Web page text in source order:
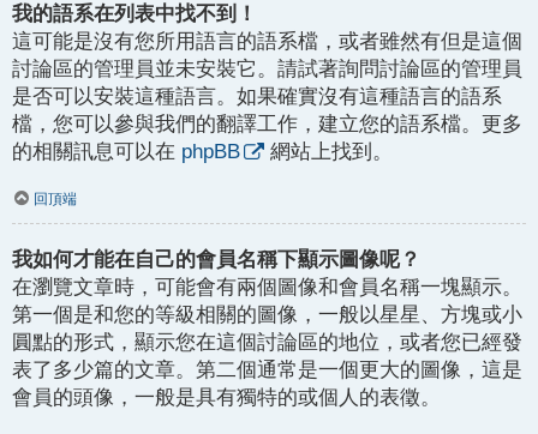
我的語系在列表中找不到！
這可能是沒有您所用語言的語系檔，或者雖然有但是這個
討論區的管理員並未安裝它。請試著詢問討論區的管理員
是否可以安裝這種語言。如果確實沒有這種語言的語系
檔，您可以參與我們的翻譯工作，建立您的語系檔。更多
的相關訊息可以在 phpBB 網站上找到。
回頂端
我如何才能在自己的會員名稱下顯示圖像呢？
在瀏覽文章時，可能會有兩個圖像和會員名稱一塊顯示。
第一個是和您的等級相關的圖像，一般以星星、方塊或小
圓點的形式，顯示您在這個討論區的地位，或者您已經發
表了多少篇的文章。第二個通常是一個更大的圖像，這是
會員的頭像，一般是具有獨特的或個人的表徵。